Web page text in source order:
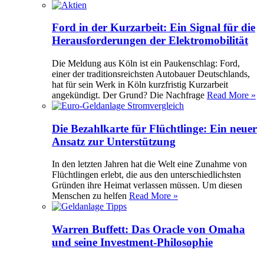
Ford in der Kurzarbeit: Ein Signal für die
Herausforderungen der Elektromobilität
Die Meldung aus Köln ist ein Paukenschlag: Ford,
einer der traditionsreichsten Autobauer Deutschlands,
hat für sein Werk in Köln kurzfristig Kurzarbeit
angekündigt. Der Grund? Die Nachfrage Read More »
Die Bezahlkarte für Flüchtlinge: Ein neuer
Ansatz zur Unterstützung
In den letzten Jahren hat die Welt eine Zunahme von
Flüchtlingen erlebt, die aus den unterschiedlichsten
Gründen ihre Heimat verlassen müssen. Um diesen
Menschen zu helfen Read More »
Warren Buffett: Das Oracle von Omaha
und seine Investment-Philosophie